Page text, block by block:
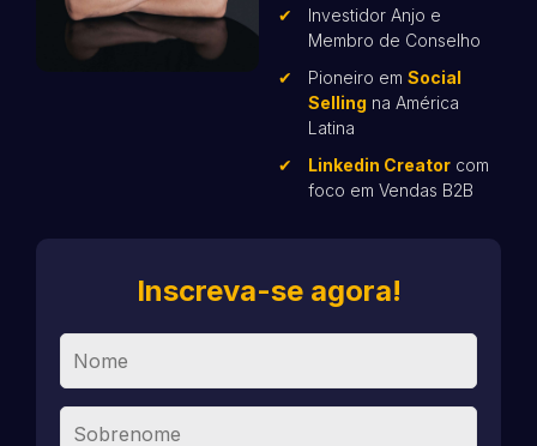
Investidor Anjo e
Membro de Conselho
Pioneiro em Social
Selling na América
Latina
Linkedin Creatorcom
foco em Vendas B2B
Inscreva-se agora!